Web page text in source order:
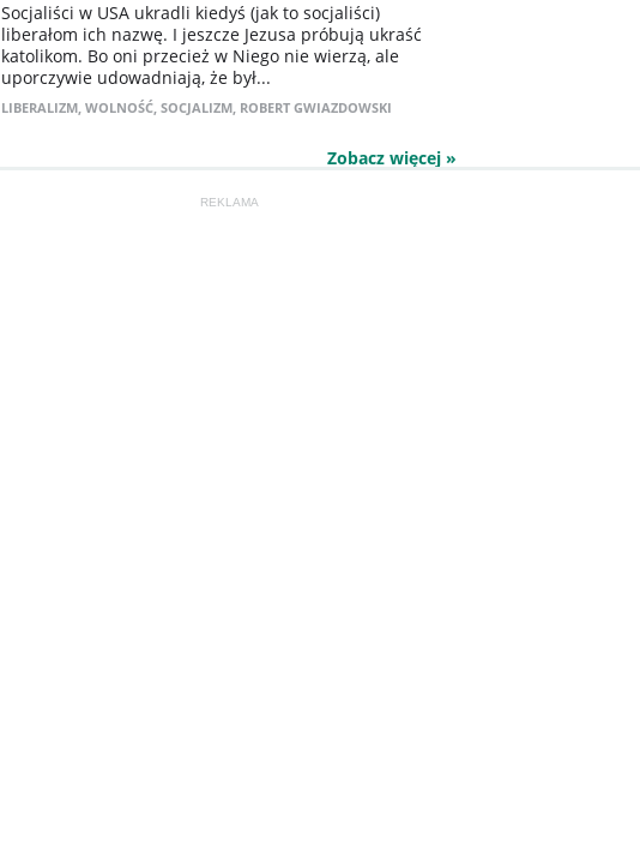
Socjaliści w USA ukradli kiedyś (jak to socjaliści)
liberałom ich nazwę. I jeszcze Jezusa próbują ukraść
katolikom. Bo oni przecież w Niego nie wierzą, ale
uporczywie udowadniają, że był...
LIBERALIZM, WOLNOŚĆ, SOCJALIZM, ROBERT GWIAZDOWSKI
Zobacz więcej »
REKLAMA